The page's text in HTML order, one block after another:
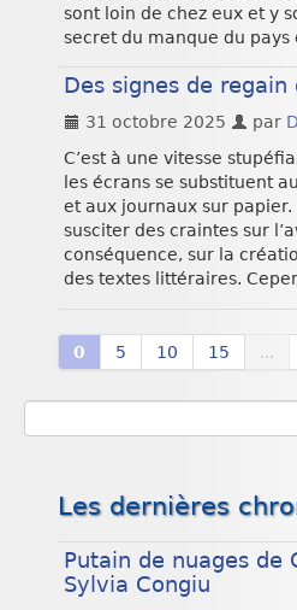
sont loin de chez eux et y
secret du manque du pays
Des signes de
31 octobre 2025 par
C’est à une vitesse
les écrans se substituent
et aux journaux sur
susciter des craintes sur
conséquence, sur la
des textes littéraires.
0 5 10 15 ...
Les dernières
Putain de nuages de
Sylvia Congiu